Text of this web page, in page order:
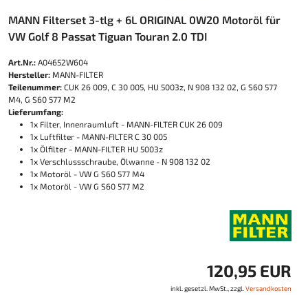
MANN Filterset 3-tlg + 6L ORIGINAL 0W20 Motoröl für
VW Golf 8 Passat Tiguan Touran 2.0 TDI
Art.Nr.: A04652W604
Hersteller: MANN-FILTER
Teilenummer: CUK 26 009, C 30 005, HU 5003z, N 908 132 02, G S60 577
M4, G S60 577 M2
Lieferumfang:
1x Filter, Innenraumluft - MANN-FILTER CUK 26 009
1x Luftfilter - MANN-FILTER C 30 005
1x Ölfilter - MANN-FILTER HU 5003z
1x Verschlussschraube, Ölwanne - N 908 132 02
1x Motoröl - VW G S60 577 M4
1x Motoröl - VW G S60 577 M2
120,95 EUR
inkl. gesetzl. MwSt., zzgl. Versandkosten